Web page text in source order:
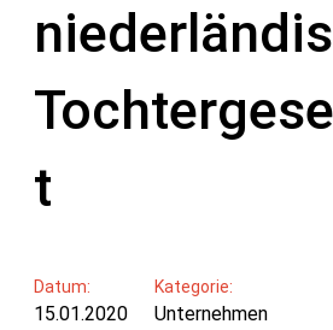
t
Datum:
15.01.2020
Kategorie:
Unternehmen